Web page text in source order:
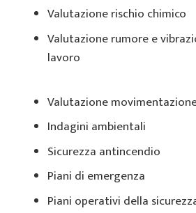
Valutazione rischio chimico
Valutazione rumore e
lavoro
Valutazione
Indagini ambientali
Sicurezza antincendio
Piani di emergenza
Piani operativi della